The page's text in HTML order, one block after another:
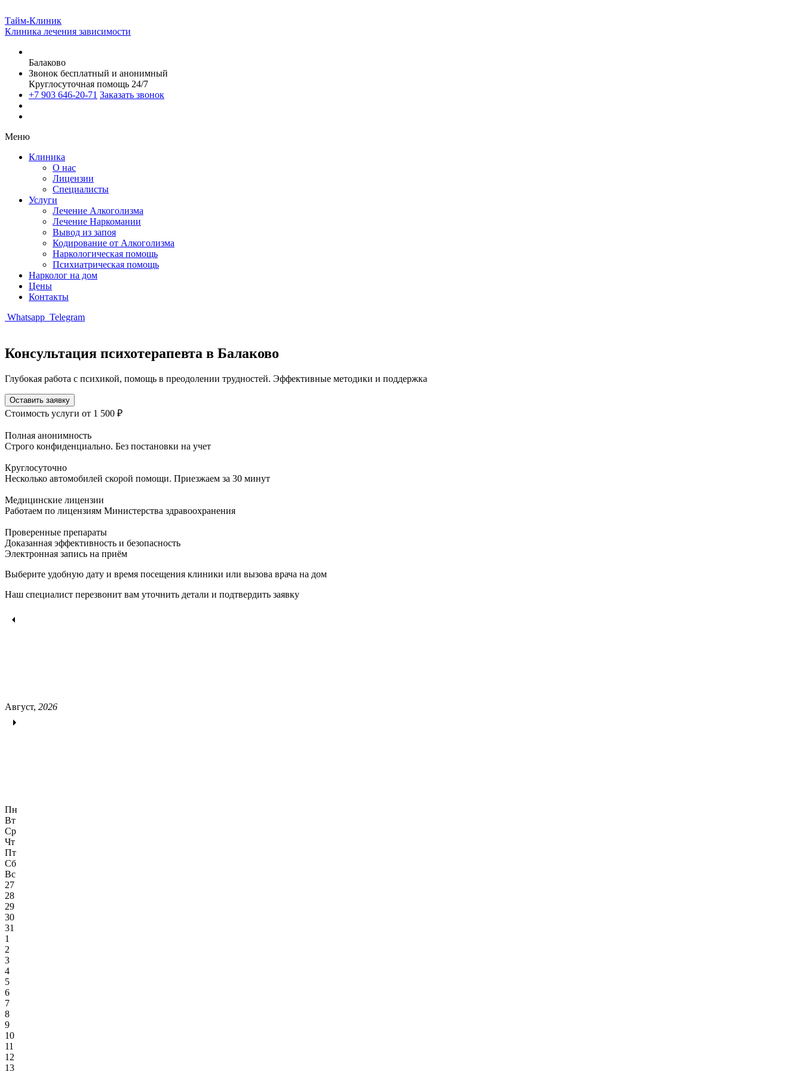
Тайм-Клиник
Клиника лечения зависимости
Балаково
Звонок бесплатный и анонимный
Круглосуточная помощь 24/7
+7 903 646-20-71 Заказать звонок
Меню
Клиника
О нас
Лицензии
Специалисты
Услуги
Лечение Алкоголизма
Лечение Наркомании
Вывод из запоя
Кодирование от Алкоголизма
Наркологическая помощь
Психиатрическая помощь
Нарколог на дом
Цены
Контакты
Whatsapp Telegram
Консультация психотерапевта в Балаково
Глубокая работа с психикой, помощь в преодолении трудностей. Эффективные методики и поддержка
Оставить заявку
Стоимость услуги от 1 500 ₽
Полная анонимность
Строго конфиденциально. Без постановки на учет
Круглосуточно
Несколько автомобилей скорой помощи. Приезжаем за 30 минут
Медицинские лицензии
Работаем по лицензиям Министерства здравоохранения
Проверенные препараты
Доказанная эффективность и безопасность
Электронная запись на приём
Выберите удобную дату и время посещения клиники или вызова врача на дом
Наш специалист перезвонит вам уточнить детали и подтвердить заявку
Август, 2026
Пн
Вт
Ср
Чт
Пт
Сб
Вс
27
28
29
30
31
1
2
3
4
5
6
7
8
9
10
11
12
13